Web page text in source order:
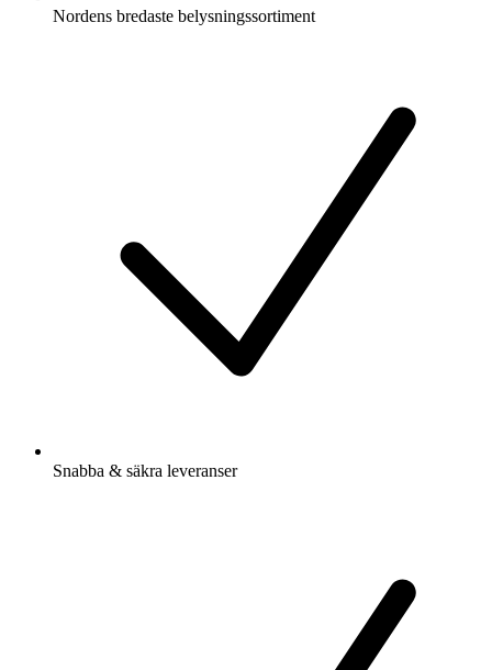
Nordens bredaste belysningssortiment
Snabba & säkra leveranser